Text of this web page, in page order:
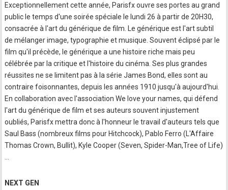
Exceptionnellement cette année, Parisfx ouvre ses portes au grand
public le temps d'une soirée spéciale le lundi 26 à partir de 20H30,
consacrée à l'art du générique de film. Le générique est l'art subtil
de mélanger image, typographie et musique. Souvent éclipsé par le
film qu'il précède, le générique a une histoire riche mais peu
célébrée par la critique et l'histoire du cinéma. Ses plus grandes
réussites ne se limitent pas à la série James Bond, elles sont au
contraire foisonnantes, depuis les années 1910 jusqu'à aujourd'hui.
En collaboration avec l'association We love your names, qui défend
l'art du générique de film et ses auteurs souvent injustement
oubliés, Parisfx mettra donc à l'honneur le travail d'auteurs tels que
Saul Bass (nombreux films pour Hitchcock), Pablo Ferro (L'Affaire
Thomas Crown, Bullit), Kyle Cooper (Seven, Spider-Man,Tree of Life)
NEXT GEN